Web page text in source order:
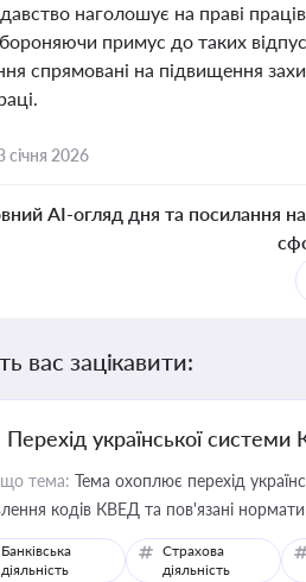
наголошує на праві
примус до таких
спрямовані на підвищення
січня 2026
AI-огляд дня та посилання на
вас зацікавити:
Перехід української
тема: Тема охоплює перехід
кодів КВЕД та пов'язані
Банківська
діяльність
Страхова
діяльність